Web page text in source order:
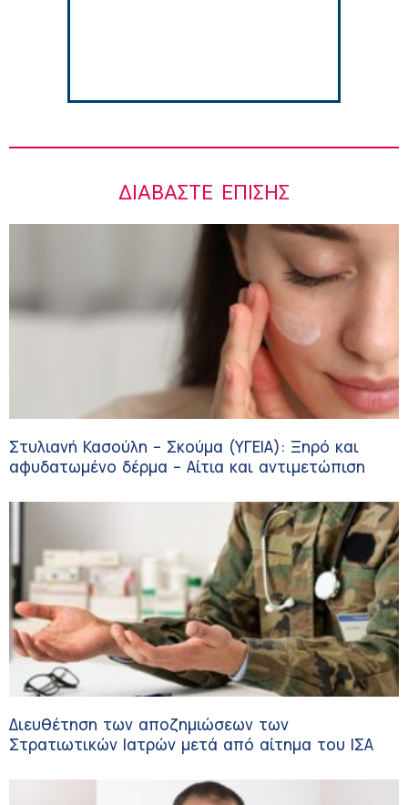
ΔΙΑΒΆΣΤΕ ΕΠΊΣΗΣ
Στυλιανή Κασούλη – Σκούμα (ΥΓΕΙΑ): Ξηρό και
αφυδατωμένο δέρμα – Αίτια και αντιμετώπιση
Διευθέτηση των αποζημιώσεων των
Στρατιωτικών Ιατρών μετά από αίτημα του ΙΣΑ